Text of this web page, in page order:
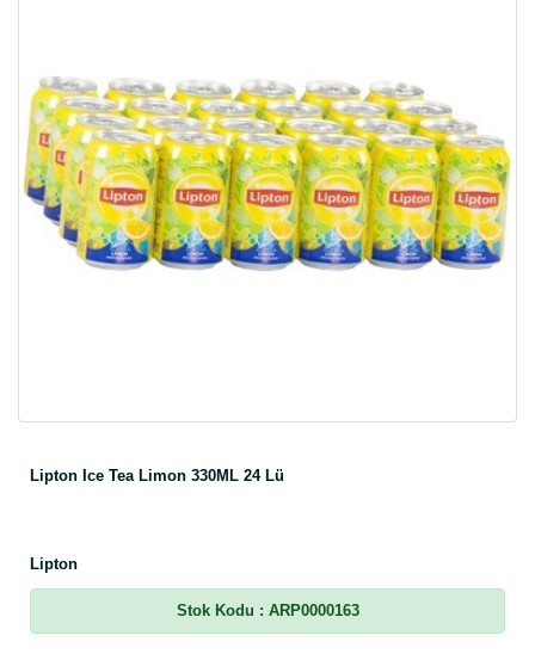
Lipton Ice Tea Limon 330ML 24 Lü
Lipton
Stok Kodu : ARP0000163